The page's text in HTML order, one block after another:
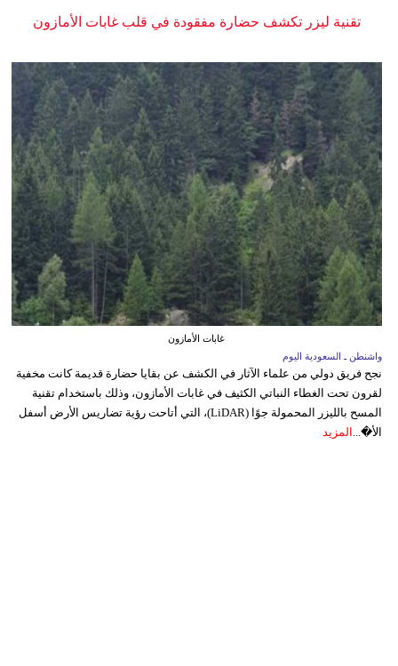
تقنية ليزر تكشف حضارة مفقودة في قلب غابات الأمازون
غابات الأمازون
واشنطن ـ السعودية اليوم
نجح فريق دولي من علماء الآثار في الكشف عن بقايا حضارة قديمة كانت مخفية
لقرون تحت الغطاء النباتي الكثيف في غابات الأمازون، وذلك باستخدام تقنية
المسح بالليزر المحمولة جوًا (LiDAR)، التي أتاحت رؤية تضاريس الأرض أسفل
الأ�... المزيد